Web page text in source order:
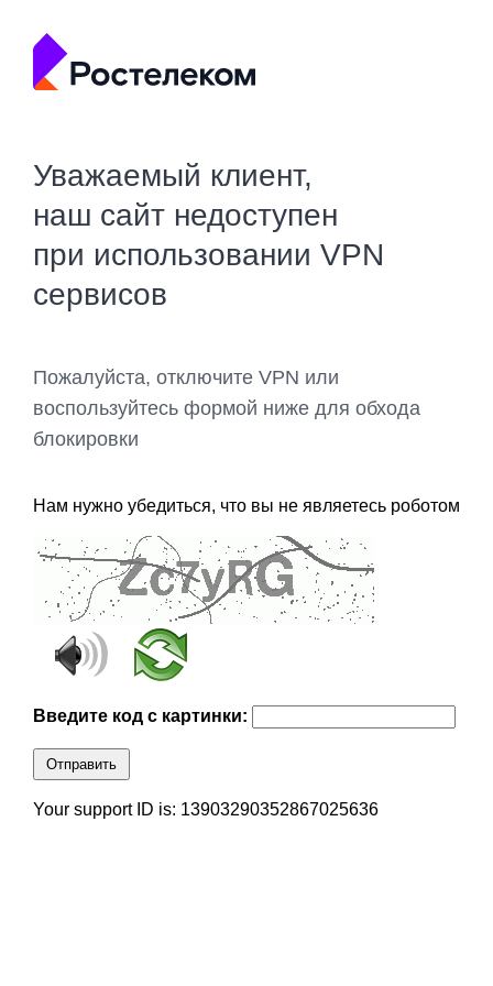
Уважаемый клиент,
наш сайт недоступен
при использовании VPN
сервисов
Пожалуйста, отключите VPN или
воспользуйтесь формой ниже для обхода
блокировки
Нам нужно убедиться, что вы не являетесь роботом
Введите код с картинки:
Отправить
Your support ID is: 13903290352867025636